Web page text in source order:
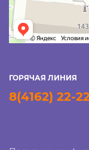
ГОРЯЧАЯ ЛИНИЯ
8(4162) 22-